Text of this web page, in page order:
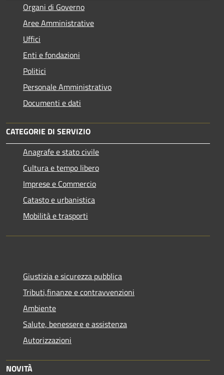
Organi di Governo
Aree Amministrative
Uffici
Enti e fondazioni
Politici
Personale Amministrativo
Documenti e dati
CATEGORIE DI SERVIZIO
Anagrafe e stato civile
Cultura e tempo libero
Imprese e Commercio
Catasto e urbanistica
Mobilità e trasporti
Giustizia e sicurezza pubblica
Tributi,finanze e contravvenzioni
Ambiente
Salute, benessere e assistenza
Autorizzazioni
NOVITÀ